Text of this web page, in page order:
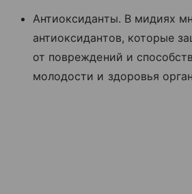
Антиоксиданты. В мидиях
антиоксидантов, которые
от повреждений и
молодости и здоровья